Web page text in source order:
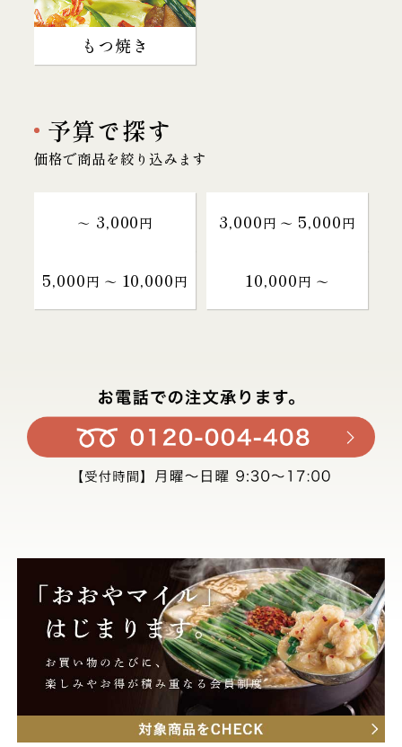
もつ焼き
予算で探す
価格で商品を絞り込みます
～ 3,000円 3,000円 〜 5,000円
5,000円 〜 10,000円 10,000円 〜